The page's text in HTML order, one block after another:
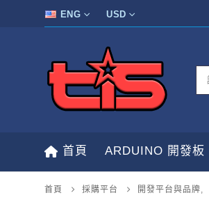
ENG USD
首頁 ARDUINO 開發板
首頁 採購平台 開發平台與品牌,